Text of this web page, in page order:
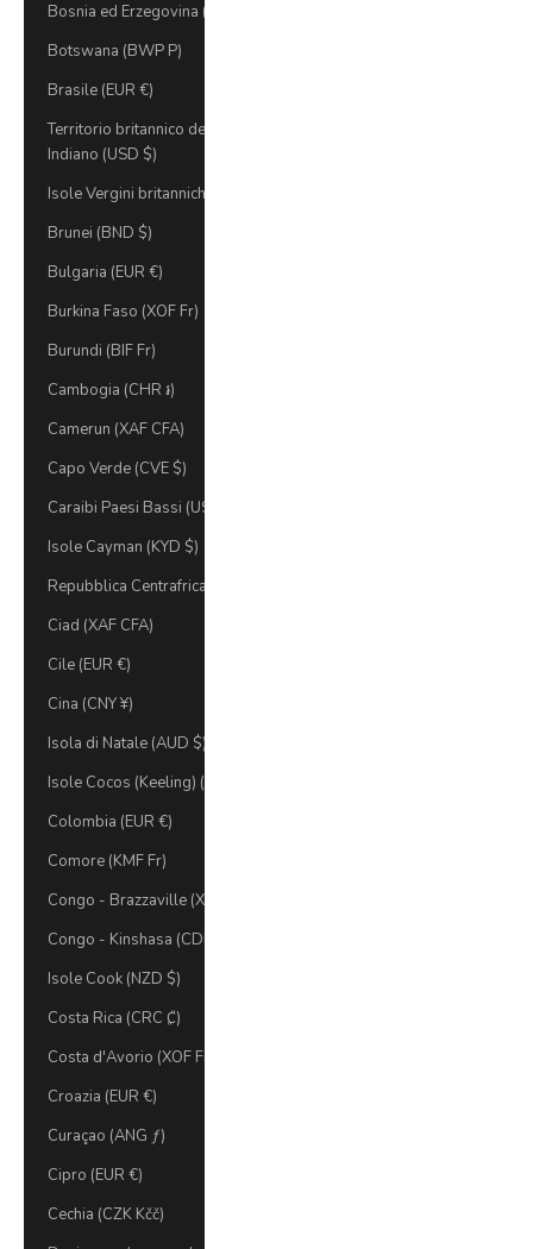
Bosnia ed Erzegovina (BAM КМ)
Botswana (BWP P)
Brasile (EUR €)
Territorio britannico dell'Oceano
Indiano (USD $)
Isole Vergini britanniche (USD $)
Brunei (BND $)
Bulgaria (EUR €)
Burkina Faso (XOF Fr)
Burundi (BIF Fr)
Cambogia (CHR ៛)
Camerun (XAF CFA)
Capo Verde (CVE $)
Caraibi Paesi Bassi (USD $)
Isole Cayman (KYD $)
Repubblica Centrafricana (XAF CFA)
Ciad (XAF CFA)
Cile (EUR €)
Cina (CNY ¥)
Isola di Natale (AUD $)
Isole Cocos (Keeling) (AUD $)
Colombia (EUR €)
Comore (KMF Fr)
Congo - Brazzaville (XAF CFA)
Congo - Kinshasa (CDF Fr)
Isole Cook (NZD $)
Costa Rica (CRC ₡)
Costa d'Avorio (XOF Fr)
Croazia (EUR €)
Curaçao (ANG ƒ)
Cipro (EUR €)
Cechia (CZK Kčč)